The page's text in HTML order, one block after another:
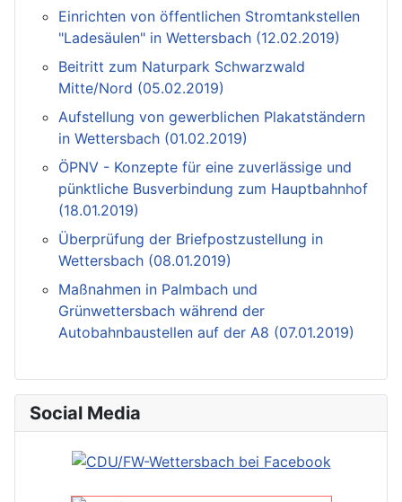
Einrichten von öffentlichen Stromtankstellen
"Ladesäulen" in Wettersbach (12.02.2019)
Beitritt zum Naturpark Schwarzwald
Mitte/Nord (05.02.2019)
Aufstellung von gewerblichen Plakatständern
in Wettersbach (01.02.2019)
ÖPNV - Konzepte für eine zuverlässige und
pünktliche Busverbindung zum Hauptbahnhof
(18.01.2019)
Überprüfung der Briefpostzustellung in
Wettersbach (08.01.2019)
Maßnahmen in Palmbach und
Grünwettersbach während der
Autobahnbaustellen auf der A8 (07.01.2019)
Social Media